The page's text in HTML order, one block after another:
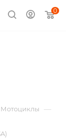
0
Мотоциклы —